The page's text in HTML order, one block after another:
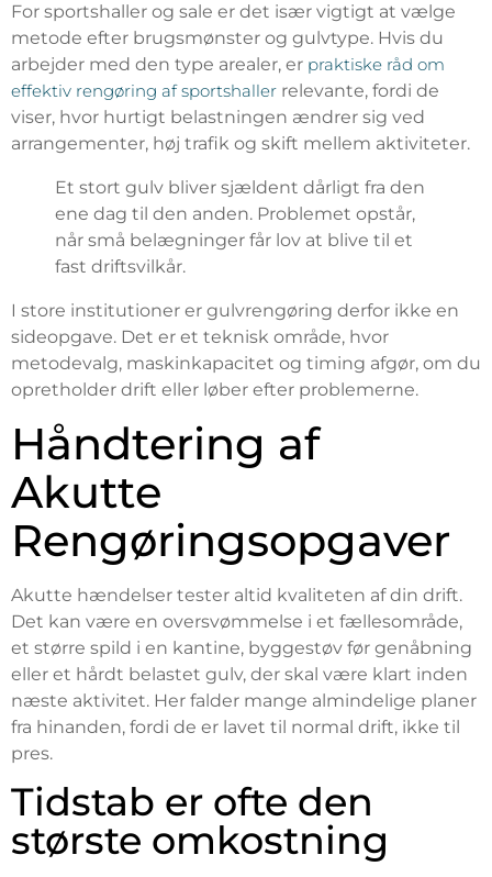
For sportshaller og sale er det især vigtigt at vælge
metode efter brugsmønster og gulvtype. Hvis du
arbejder med den type arealer, er praktiske råd om
effektiv rengøring af sportshaller relevante, fordi de
viser, hvor hurtigt belastningen ændrer sig ved
arrangementer, høj trafik og skift mellem aktiviteter.
Et stort gulv bliver sjældent dårligt fra den
ene dag til den anden. Problemet opstår,
når små belægninger får lov at blive til et
fast driftsvilkår.
I store institutioner er gulvrengøring derfor ikke en
sideopgave. Det er et teknisk område, hvor
metodevalg, maskinkapacitet og timing afgør, om du
opretholder drift eller løber efter problemerne.
Håndtering af
Akutte
Rengøringsopgaver
Akutte hændelser tester altid kvaliteten af din drift.
Det kan være en oversvømmelse i et fællesområde,
et større spild i en kantine, byggestøv før genåbning
eller et hårdt belastet gulv, der skal være klart inden
næste aktivitet. Her falder mange almindelige planer
fra hinanden, fordi de er lavet til normal drift, ikke til
pres.
Tidstab er ofte den
største omkostning